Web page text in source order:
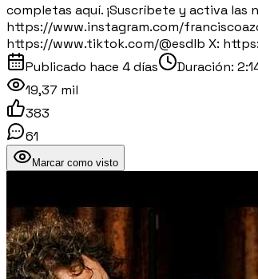
completas aquí. ¡Suscríbete y activa
https://www.instagram.com/
https://www.tiktok.com/@esdlb X:
Publicado hace 4 días Duración:
19,37 mil
383
61
Marcar como visto